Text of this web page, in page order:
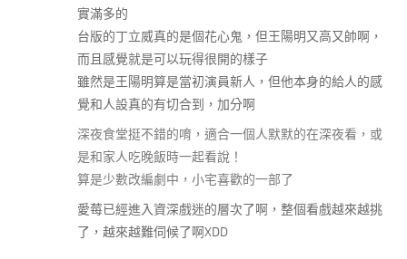
實滿多的
台版的丁立威真的是個花心鬼，但王陽明又高又帥啊，
而且感覺就是可以玩得很開的樣子
雖然是王陽明算是當初演員新人，但他本身的給人的感
覺和人設真的有切合到，加分啊
深夜食堂挺不錯的唷，適合一個人默默的在深夜看，或
是和家人吃晚飯時一起看說！
算是少數改編劇中，小宅喜歡的一部了
愛莓已經進入資深戲迷的層次了啊，整個看戲越來越挑
了，越來越難伺候了啊XDD